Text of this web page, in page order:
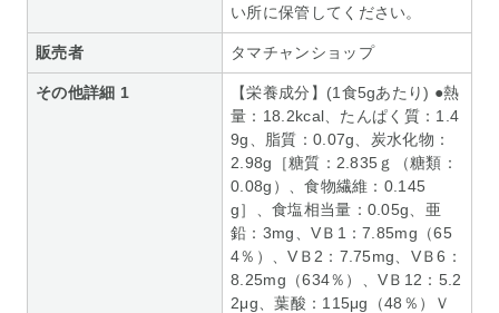
い所に保管してください。
販売者 タマチャンショップ
その他詳細 1
【栄養成分】(1食5gあたり) ●熱
量：18.2kcal、たんぱく質：1.4
9g、脂質：0.07g、炭水化物：
2.98g［糖質：2.835ｇ（糖類：
0.08g）、食物繊維：0.145
g］、食塩相当量：0.05g、亜
鉛：3mg、VＢ1：7.85mg（65
4％）、VＢ2：7.75mg、VＢ6：
8.25mg（634％）、VＢ12：5.2
2μg、葉酸：115μg（48％）Ｖ